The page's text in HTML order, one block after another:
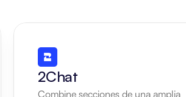
2Chat
Combine secciones de una amplia